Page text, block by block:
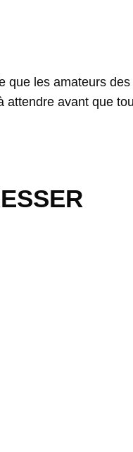
que les amateurs
attendre avant que